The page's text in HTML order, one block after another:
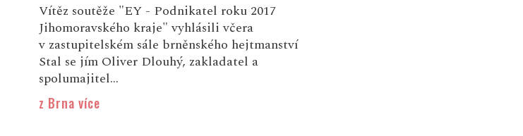
Vítěz soutěže "EY - Podnikatel roku 2017
Jihomoravského kraje" vyhlásili včera
v zastupitelském sále brněnského hejtmanství
Stal se jím Oliver Dlouhý, zakladatel a
spolumajitel...
z Brna více